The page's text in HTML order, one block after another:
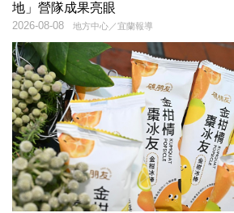
地」營隊成果亮眼
地方中心／宜蘭報導
2026-08-08